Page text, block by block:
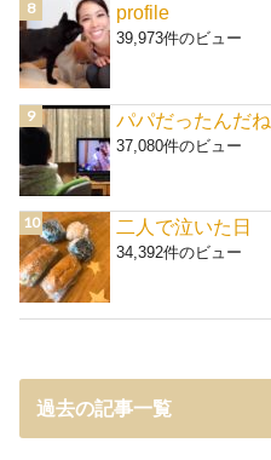
profile
39,973件のビュー
パパだったんだね
37,080件のビュー
二人で泣いた日
34,392件のビュー
過去の記事一覧